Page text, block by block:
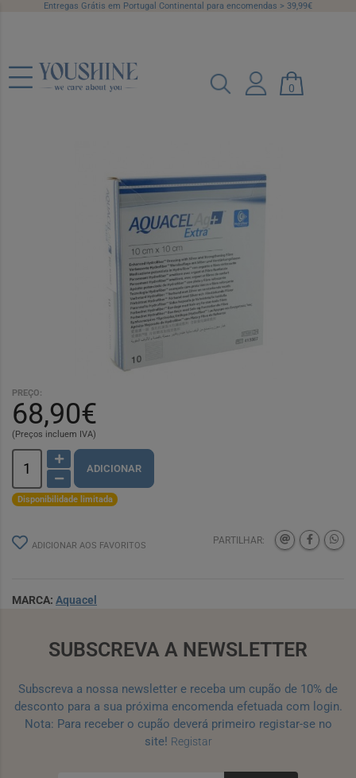
Entregas Grátis em Portugal Continental para encomendas > 39,99€
0
Aquacel Ag+ Extra Penso Esteril
PREÇO:
68,90€
(Preços incluem IVA)
ADICIONAR
Disponibilidade limitada
ADICIONAR AOS FAVORITOS PARTILHAR:
MARCA: Aquacel
SUBSCREVA A NEWSLETTER
Subscreva a nossa newsletter e receba um cupão de 10% de
desconto para a sua próxima encomenda efetuada com login.
Nota: Para receber o cupão deverá primeiro registar-se no
site! Registar